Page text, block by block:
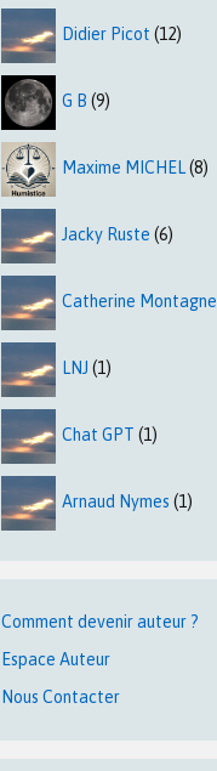
Didier Picot (12)
G B (9)
Maxime MICHEL(8)
Jacky Ruste (6)
Catherine Montagne
LNJ (1)
Chat GPT (1)
Arnaud Nymes (1)
Comment devenir auteur ?
Espace Auteur
Nous Contacter